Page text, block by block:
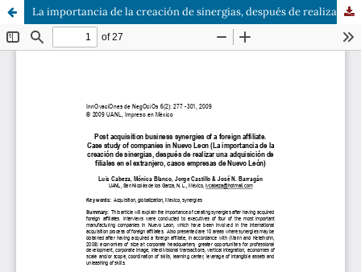
La importancia de la creación de sinergias, después de realizar una adquisición de filiales en el extranjero, casos empresas de Nuevo León